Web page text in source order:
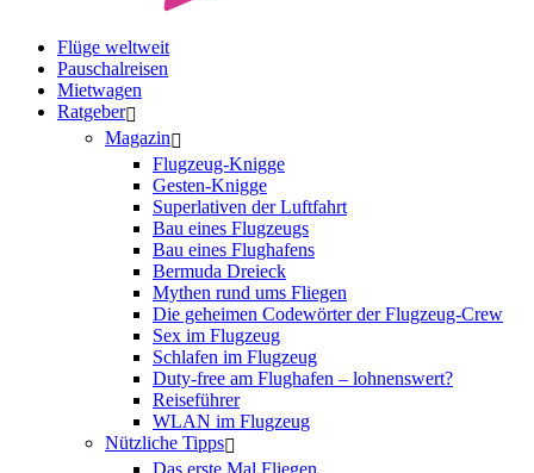
Flüge weltweit
Pauschalreisen
Mietwagen
Ratgeber
Magazin
Flugzeug-Knigge
Gesten-Knigge
Superlativen der Luftfahrt
Bau eines Flugzeugs
Bau eines Flughafens
Bermuda Dreieck
Mythen rund ums Fliegen
Die geheimen Codewörter der Flugzeug-Crew
Sex im Flugzeug
Schlafen im Flugzeug
Duty-free am Flughafen – lohnenswert?
Reiseführer
WLAN im Flugzeug
Nützliche Tipps